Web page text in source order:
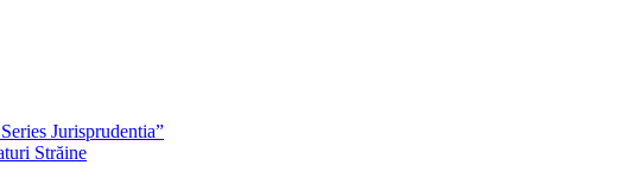
Jurisprudentia”
Străine